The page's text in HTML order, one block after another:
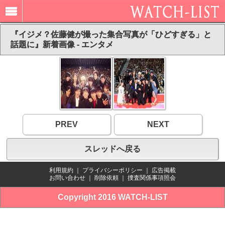
『イジメ？佐藤健が撮った集合写真が「ひどすぎる」と
話題に』新着画像 - エンタメ
PREV NEXT
スレッドへ戻る
利用規約 プライバシーポリシー
広告掲載
お問い合わせ
削除依頼 捜査関係事項照会
Copyright 2016 WATCH-LIST